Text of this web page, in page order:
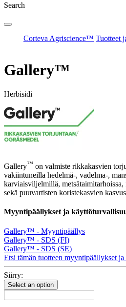
Search
Corteva Agriscience™ Tuotteet
Gallery™
Herbisidi
Gallery™ on valmiste rikkakasvien
vakiintuneilla hedelmä-, vadelma-,
karviaisviljelmillä,
sekä puuvartisten koristekasvien
Myyntipäällykset ja
Gallery™ - Myyntipäällys
Gallery™ - SDS (FI)
Gallery™ - SDS (SE)
Etsi tämän tuotteen myyntipäällykset
Siirry:
Select an option